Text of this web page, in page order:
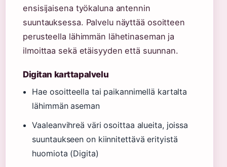
ensisijaisena työkaluna antennin
suuntauksessa. Palvelu näyttää osoitteen
perusteella lähimmän lähetinaseman ja
ilmoittaa sekä etäisyyden että suunnan.
Digitan karttapalvelu
Hae osoitteella tai paikannimellä kartalta
lähimmän aseman
Vaaleanvihreä väri osoittaa alueita, joissa
suuntaukseen on kiinnitettävä erityistä
huomiota (Digita)